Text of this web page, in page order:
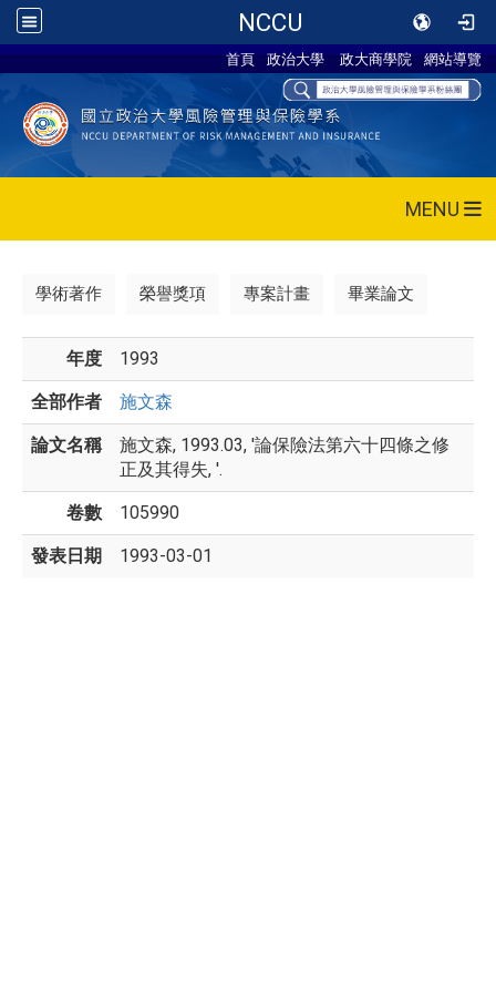
NCCU
首頁 政治大學 政大商學院 網站導覽
MENU
學術著作 榮譽獎項 專案計畫 畢業論文
年度 1993
全部作者 施文森
論文名稱
施文森, 1993.03, '論保險法第六十四條之修
正及其得失, '.
卷數 105990
發表日期 1993-03-01